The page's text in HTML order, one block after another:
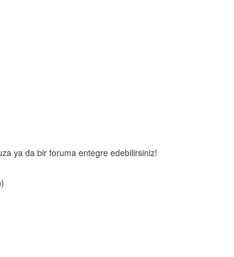
ya da bir foruma entegre edebilirsiniz!